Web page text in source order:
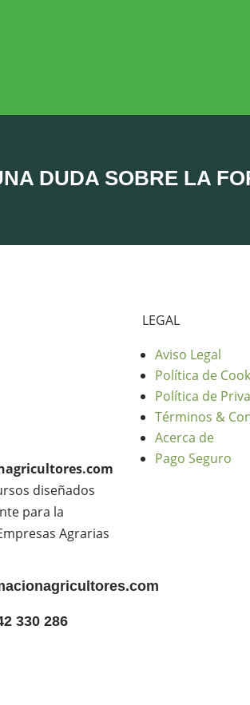
DUDA SOBRE LA
diseñados
para la
Agrarias
330 286
LEGAL
Aviso Legal
Política de
Política de
Términos &
Acerca de
Pago Seguro